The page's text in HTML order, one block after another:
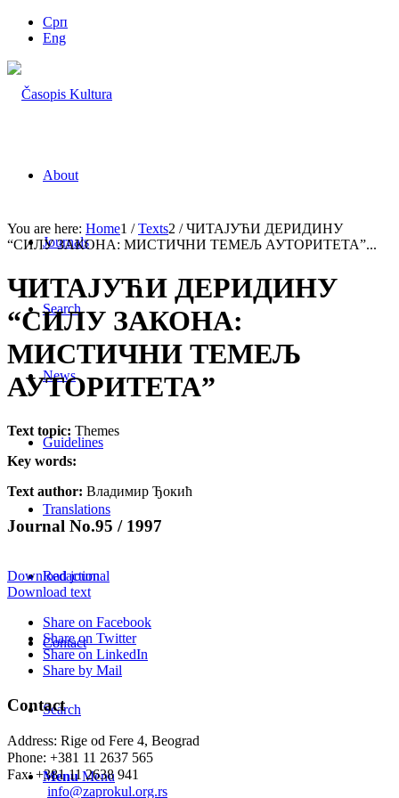
Срп
Eng
About
Journals
Search
News
Guidelines
Translations
Redaction
Contact
Search
Menu Menu
You are here: Home1 / Texts2 / ЧИТАЈУЋИ ДЕРИДИНУ
“СИЛУ ЗАКОНА: МИСТИЧНИ ТЕМЕЉ АУТОРИТЕТА”...
ЧИТАЈУЋИ ДЕРИДИНУ
“СИЛУ ЗАКОНА:
МИСТИЧНИ ТЕМЕЉ
АУТОРИТЕТА”
Text topic: Themes
Key words:
Text author: Владимир Ђокић
Journal No.95 / 1997
Download journal
Download text
Share on Facebook
Share on Twitter
Share on LinkedIn
Share by Mail
Contact
Address: Rige od Fere 4, Beograd
Phone: +381 11 2637 565
Fax: +381 11 2638 941
info@zaprokul.org.rs